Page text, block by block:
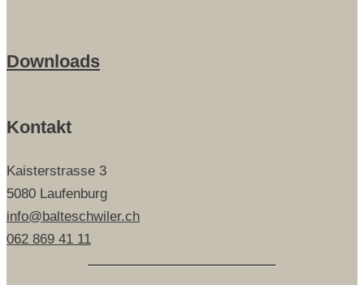
Downloads
Kontakt
Kaisterstrasse 3
5080 Laufenburg
info@balteschwiler.ch
062 869 41 11